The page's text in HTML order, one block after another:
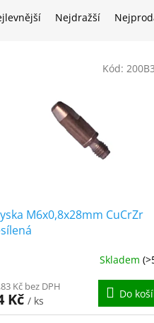
Nejdražší
M6x0,8x28mm CuCrZr
Skladem
Kč bez DPH
Kč / ks
Do
Kód: